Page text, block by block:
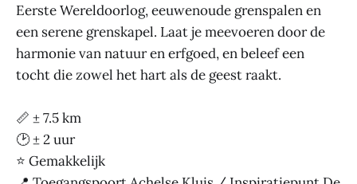
Eerste Wereldoorlog, eeuwenoude grenspalen en
een serene grenskapel. Laat je meevoeren door de
harmonie van natuur en erfgoed, en beleef een
tocht die zowel het hart als de geest raakt.
📏 ± 7.5 km
🕑 ± 2 uur
⭐ Gemakkelijk